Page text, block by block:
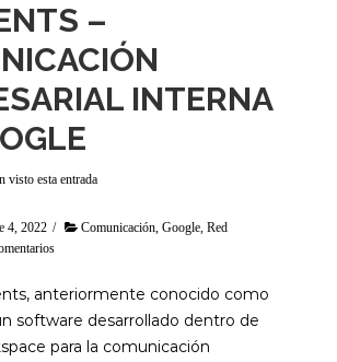
–
INTERNA
visto esta entrada
4, 2022 / Comunicación Google Red
anteriormente conocido como
software desarrollado dentro de
para la comunicación